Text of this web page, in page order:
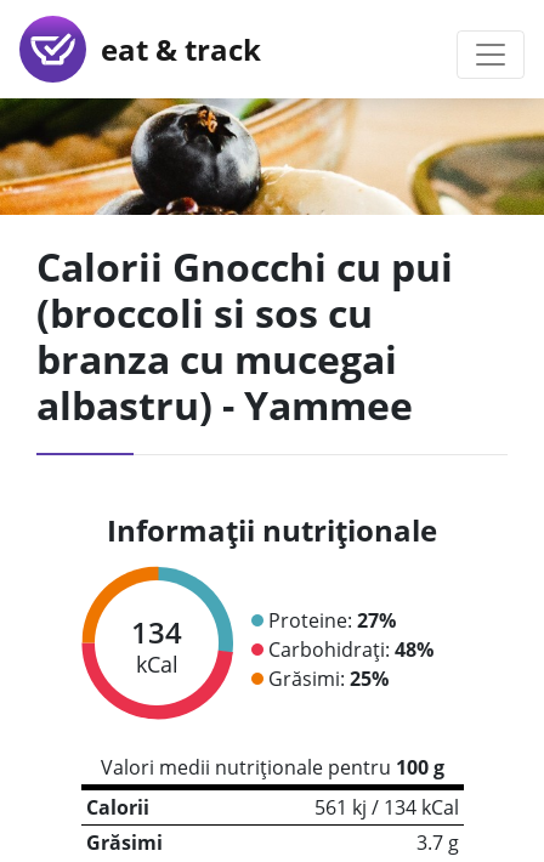
eat & track
Calorii Gnocchi cu pui
(broccoli si sos cu
branza cu mucegai
albastru) - Yammee
Informații nutriționale
134
kCal
Proteine: 27%
Carbohidrați: 48%
Grăsimi: 25%
Valori medii nutriționale pentru 100 g
Calorii
561 kj / 134 kCal
Grăsimi
3.7 g